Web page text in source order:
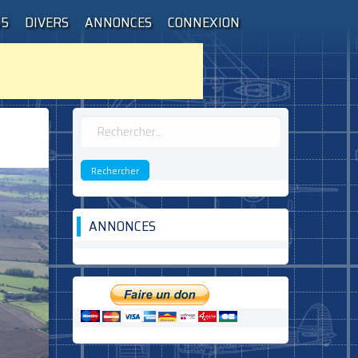
DIVERS ANNONCES CONNEXION
Rechercher :
ANNONCES